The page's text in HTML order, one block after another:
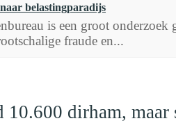
belastingparadijs
is een groot
fraude en...
dirham,